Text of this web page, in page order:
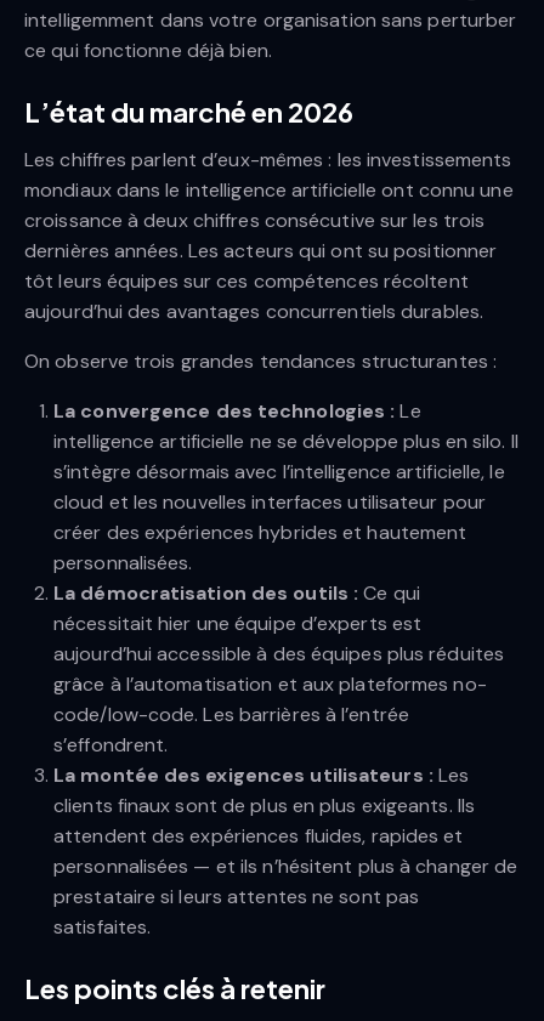
intelligemment dans votre organisation sans perturber
ce qui fonctionne déjà bien.
L’état du marché en 2026
Les chiffres parlent d’eux-mêmes : les investissements
mondiaux dans le intelligence artificielle ont connu une
croissance à deux chiffres consécutive sur les trois
dernières années. Les acteurs qui ont su positionner
tôt leurs équipes sur ces compétences récoltent
aujourd’hui des avantages concurrentiels durables.
On observe trois grandes tendances structurantes :
La convergence des technologies : Le
intelligence artificielle ne se développe plus en silo. Il
s’intègre désormais avec l’intelligence artificielle, le
cloud et les nouvelles interfaces utilisateur pour
créer des expériences hybrides et hautement
personnalisées.
La démocratisation des outils : Ce qui
nécessitait hier une équipe d’experts est
aujourd’hui accessible à des équipes plus réduites
grâce à l’automatisation et aux plateformes no-
code/low-code. Les barrières à l’entrée
s’effondrent.
La montée des exigences utilisateurs : Les
clients finaux sont de plus en plus exigeants. Ils
attendent des expériences fluides, rapides et
personnalisées — et ils n’hésitent plus à changer de
prestataire si leurs attentes ne sont pas
satisfaites.
Les points clés à retenir